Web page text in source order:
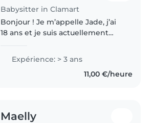
Babysitter in Clamart
Bonjour ! Je m’appelle Jade, j’ai
18 ans et je suis actuellement
des centres, notamment au
centre aéré de Vannes, ce qui..
Expérience: > 3 ans
11,00 €/heure
Maelly